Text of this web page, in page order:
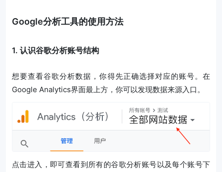
Google分析工具的使用方法
1. 认识谷歌分析账号结构
想要查看谷歌分析数据，你得先正确选择对应的账号。在
Google Analytics界面最上方，你可以发现数据来源入口。
点击进入，即可查看到所有的谷歌分析账号以及每个账号下